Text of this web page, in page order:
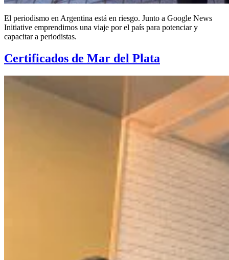
El periodismo en Argentina está en riesgo. Junto a Google News
Initiative emprendimos una viaje por el país para potenciar y
capacitar a periodistas.
Certificados de Mar del Plata